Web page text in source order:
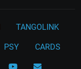
TANGOLINK
PSY CARDS